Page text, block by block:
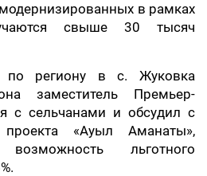
в рамках
свыше 30 тысяч
по региону в с. Жуковка
заместитель Премьер-
с сельчанами и обсудил с
«Ауыл Аманаты»,
возможность льготного